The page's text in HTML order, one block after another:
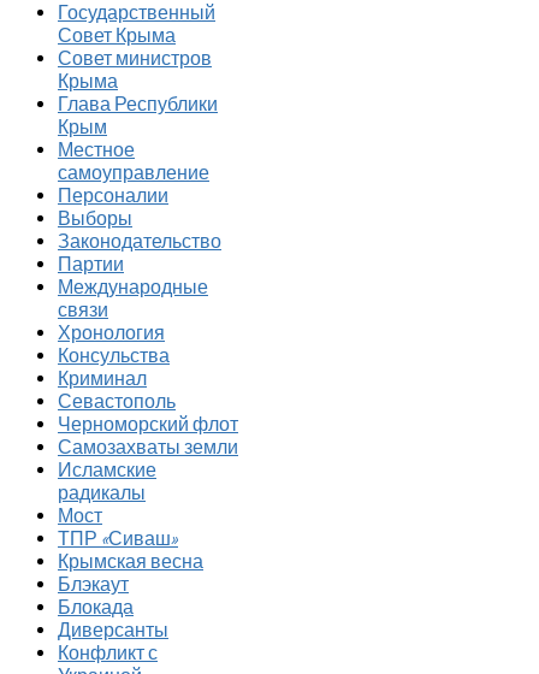
Государственный
Совет Крыма
Совет министров
Крыма
Глава Республики
Крым
Местное
самоуправление
Персоналии
Выборы
Законодательство
Партии
Международные
связи
Хронология
Консульства
Криминал
Севастополь
Черноморский флот
Самозахваты земли
Исламские
радикалы
Мост
ТПР «Сиваш»
Крымская весна
Блэкаут
Блокада
Диверсанты
Конфликт с